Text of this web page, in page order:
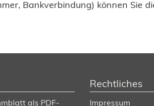
Bankverbindung) können Sie
als PDF-
Rechtliches
Impressum